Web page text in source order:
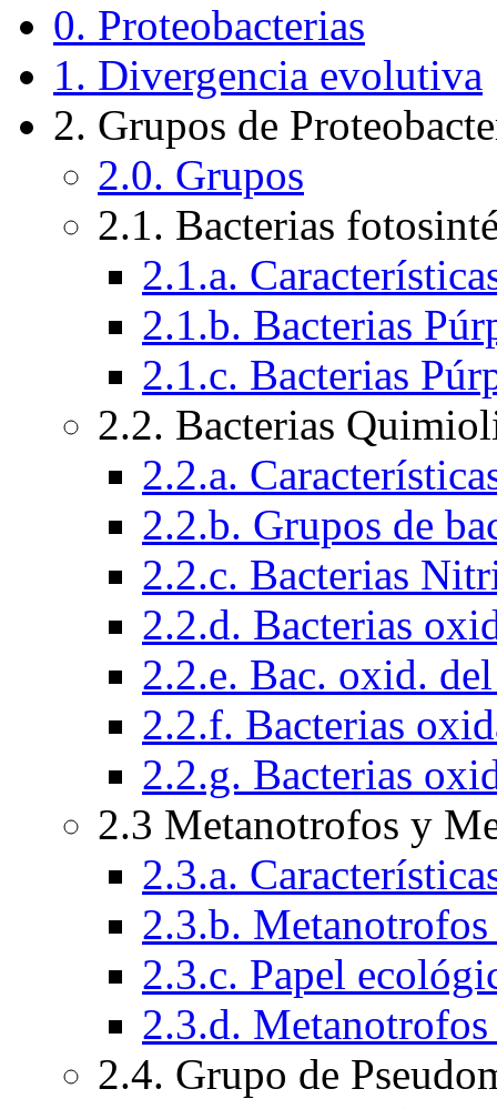
0. Proteobacterias
1. Divergencia evolutiva
2. Grupos de
2.0. Grupos
2.1. Bacterias
2.1.a.
2.1.b. Bacterias
2.1.c. Bacterias
2.2. Bacterias
2.2.a.
2.2.b. Grupos de
2.2.c. Bacterias
2.2.d. Bacterias
2.2.e. Bac. oxid.
2.2.f. Bacterias
2.2.g. Bacterias
2.3 Metanotrofos y
2.3.a.
2.3.b.
2.3.c. Papel
2.3.d.
2.4. Grupo de